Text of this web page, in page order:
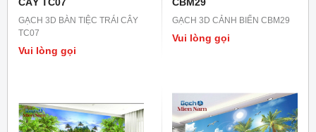
CÂY TC07
GẠCH 3D BÀN TIỆC TRÁI CÂY
TC07
Vui lòng gọi
CBM29
GẠCH 3D CẢNH BIỂN CBM29
Vui lòng gọi